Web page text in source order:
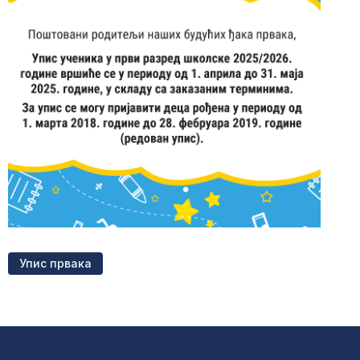
Упис првака